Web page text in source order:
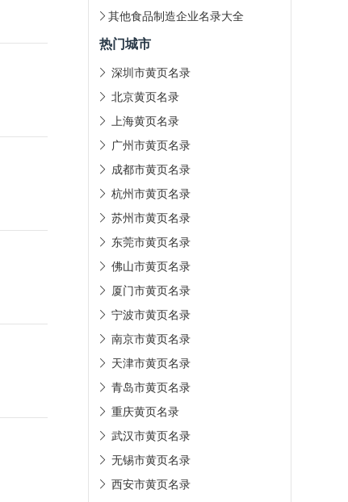
其他食品制造企业名录大全
热门城市
深圳市黄页名录
北京黄页名录
上海黄页名录
广州市黄页名录
成都市黄页名录
杭州市黄页名录
苏州市黄页名录
东莞市黄页名录
佛山市黄页名录
厦门市黄页名录
宁波市黄页名录
南京市黄页名录
天津市黄页名录
青岛市黄页名录
重庆黄页名录
武汉市黄页名录
无锡市黄页名录
西安市黄页名录